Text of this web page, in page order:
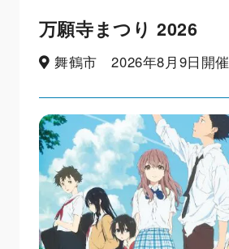
万願寺まつり 2026
舞鶴市 2026年8月9日開催